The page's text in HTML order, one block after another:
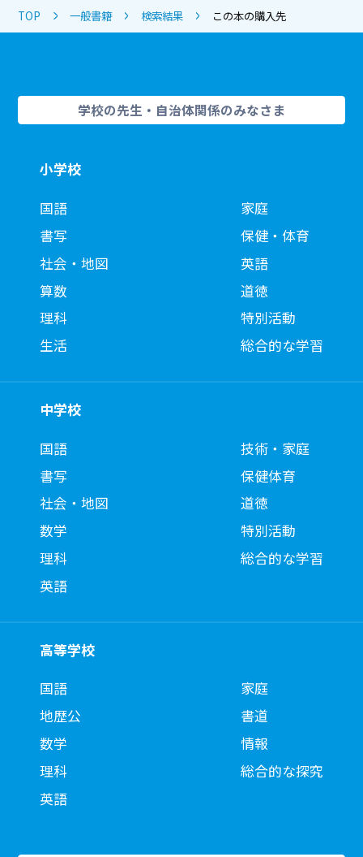
TOP 一般書籍 検索結果 この本の購入先
学校の先生・自治体関係のみなさま
小学校
国語
書写
社会・地図
算数
理科
生活
家庭
保健・体育
英語
道徳
特別活動
総合的な学習
中学校
国語
書写
社会・地図
数学
理科
英語
技術・家庭
保健体育
道徳
特別活動
総合的な学習
高等学校
国語
地歴公
数学
理科
英語
家庭
書道
情報
総合的な探究